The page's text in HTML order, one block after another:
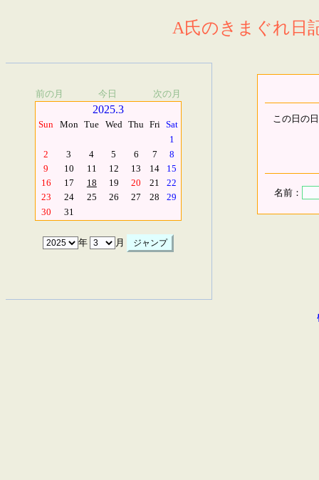
A氏のきまぐれ日
前の月 今日 次の月
2025.3
Sun Mon Tue Wed Thu Fri Sat
1
2
3 4 5 6 7
8
9
10 11 12 13 14
15
16
17 18 19 20 21
22
23
24 25 26 27 28
29
30
31
年 月
この日の
名前：